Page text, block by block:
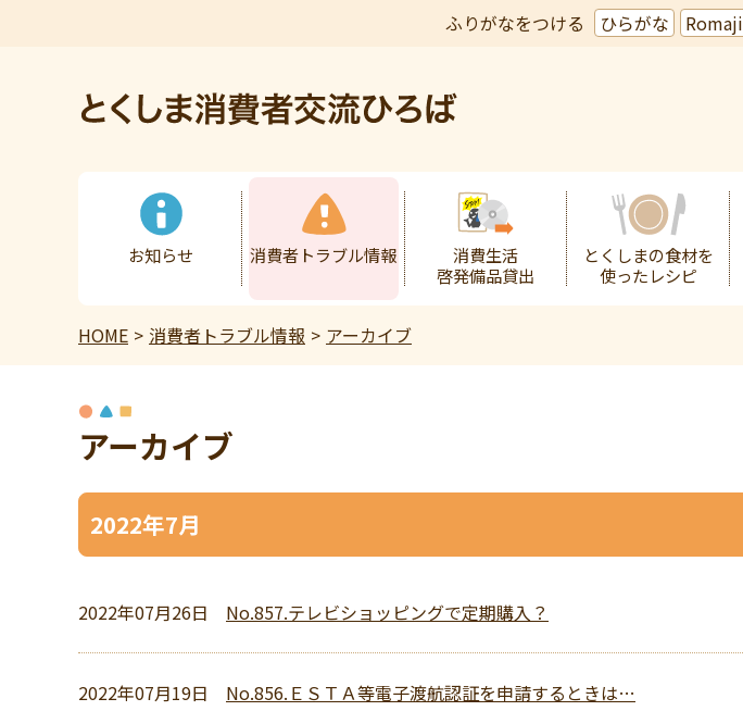
ふりがなをつける ひらがな Romaji
お知らせ 消費者トラブル情報
消費生活
啓発備品貸出
とくしまの食材を
使ったレシピ
HOME 消費者トラブル情報 アーカイブ
アーカイブ
2022年7月
2022年07月26日 No.857.テレビショッピングで定期購入？
2022年07月19日 No.856.ＥＳＴＡ等電子渡航認証を申請するときは…